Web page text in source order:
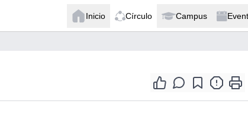
Inicio Círculo Campus